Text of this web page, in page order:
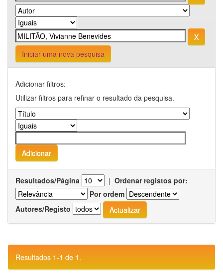
Iniciar uma nova pesquisa
Adicionar filtros:
Utilizar filtros para refinar o resultado da pesquisa.
Resultados/Página | Ordenar registos por:
Por ordem
Autores/Registo
Resultados 1-1 de 1.